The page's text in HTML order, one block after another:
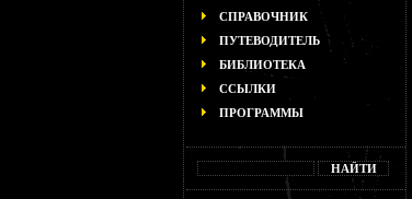
СПРАВОЧНИК
ПУТЕВОДИТЕЛЬ
БИБЛИОТЕКА
ССЫЛКИ
ПРОГРАММЫ